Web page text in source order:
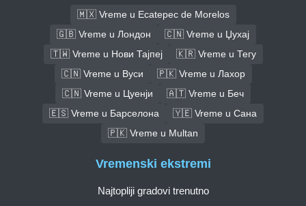
🇲🇽 Vreme u Ecatepec de Morelos
🇬🇧 Vreme u Лондон
🇨🇳 Vreme u Џухај
🇹🇼 Vreme u Нови Тајпеј
🇰🇷 Vreme u Тегу
🇨🇳 Vreme u Вуси
🇵🇰 Vreme u Лахор
🇨🇳 Vreme u Цуенји
🇦🇹 Vreme u Беч
🇪🇸 Vreme u Барселона
🇾🇪 Vreme u Сана
🇵🇰 Vreme u Multan
Vremenski ekstremi
Najtopliji gradovi trenutno